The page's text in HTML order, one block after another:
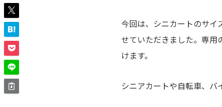
今回は、シニカートのサイ
せていただきました。専用
けます。
シニアカートや自転車、バ